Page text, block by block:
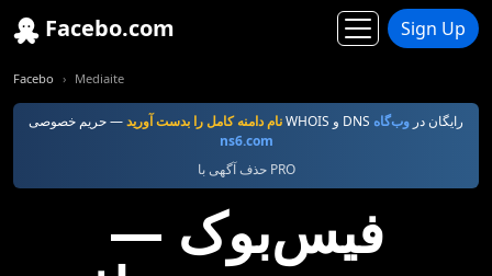
Facebo.com Sign Up
Facebo Mediaite
نام دامنه کامل را بدست آورید — حریم خصوصی WHOIS و DNS رایگان در وب‌گاه
ns6.com
حذف آگهی با PRO
فیس‌بوک —